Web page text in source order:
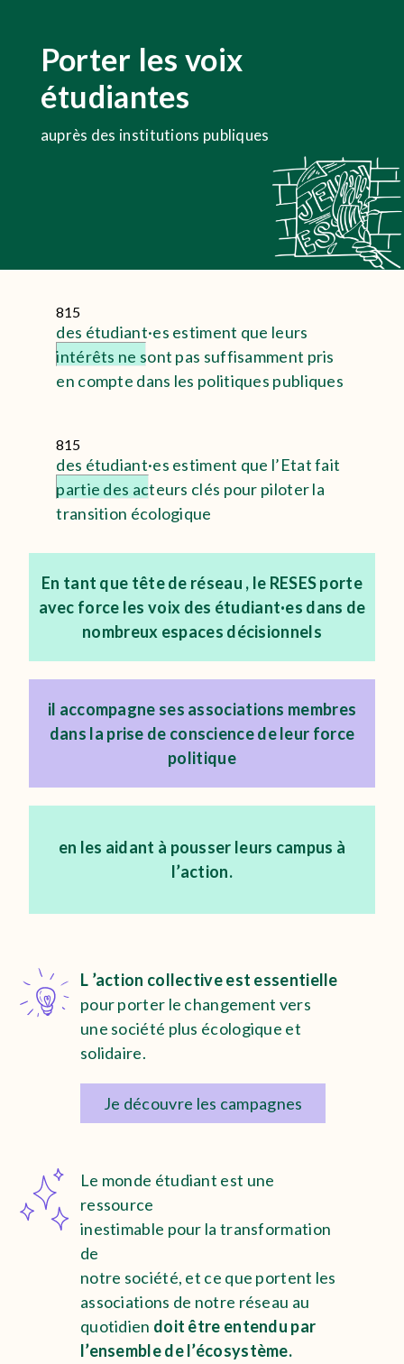
Porter les voix
étudiantes
auprès des institutions publiques
815
des étudiant·es estiment que leurs
intérêts ne sont pas suffisamment pris
en compte dans les politiques publiques
815
des étudiant·es estiment que l’Etat fait
partie des acteurs clés pour piloter la
transition écologique
En tant que tête de réseau , le RESES porte
avec force les voix des étudiant·es dans de
nombreux espaces décisionnels
il accompagne ses associations membres
dans la prise de conscience de leur force
politique
en les aidant à pousser leurs campus à
l’action.
L ’action collective est essentielle
pour porter le changement vers
une société plus écologique et
solidaire.
Je découvre les campagnes
Le monde étudiant est une
ressource
inestimable pour la transformation
de
notre société, et ce que portent les
associations de notre réseau au
quotidien doit être entendu par
l’ensemble de l’écosystème.